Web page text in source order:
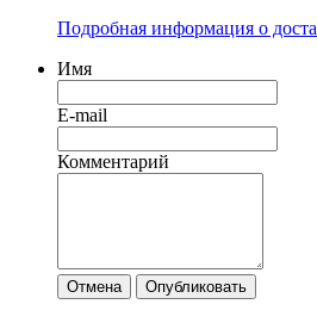
Подробная информация о
Имя
E-mail
Комментарий
Отмена Опубликовать